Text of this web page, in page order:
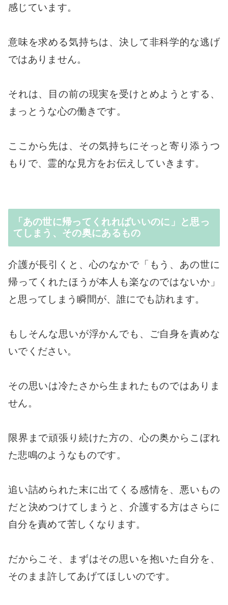
感じています。
意味を求める気持ちは、決して非科学的な逃げ
ではありません。
それは、目の前の現実を受けとめようとする、
まっとうな心の働きです。
ここから先は、その気持ちにそっと寄り添うつ
もりで、霊的な見方をお伝えしていきます。
「あの世に帰ってくれればいいのに」と思っ
てしまう、その奥にあるもの
介護が長引くと、心のなかで「もう、あの世に
帰ってくれたほうが本人も楽なのではないか」
と思ってしまう瞬間が、誰にでも訪れます。
もしそんな思いが浮かんでも、ご自身を責めな
いでください。
その思いは冷たさから生まれたものではありま
せん。
限界まで頑張り続けた方の、心の奥からこぼれ
た悲鳴のようなものです。
追い詰められた末に出てくる感情を、悪いもの
だと決めつけてしまうと、介護する方はさらに
自分を責めて苦しくなります。
だからこそ、まずはその思いを抱いた自分を、
そのまま許してあげてほしいのです。